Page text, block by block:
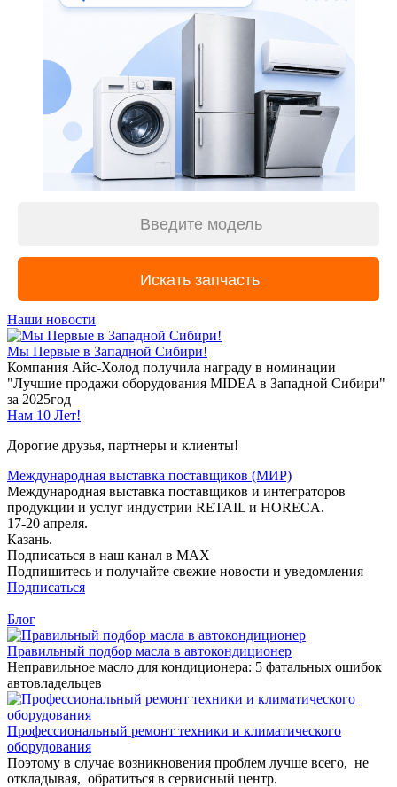
Наши новости
Мы Первые в Западной Сибири!
Компания Айс-Холод получила награду в номинации
"Лучшие продажи оборудования MIDEA в Западной Сибири"
за 2025год
Нам 10 Лет!
Дорогие друзья, партнеры и клиенты!
Международная выставка поставщиков (МИР)
Международная выставка поставщиков и интеграторов
продукции и услуг индустрии RETAIL и HORECA.
17-20 апреля.
Казань.
Подписаться в наш канал в MAX
Подпишитесь и получайте свежие новости и уведомления
Подписаться
Блог
Правильный подбор масла в автокондиционер
Неправильное масло для кондиционера: 5 фатальных ошибок
автовладельцев
Профессиональный ремонт техники и климатического
оборудования
Поэтому в случае возникновения проблем лучше всего, не
откладывая, обратиться в сервисный центр.